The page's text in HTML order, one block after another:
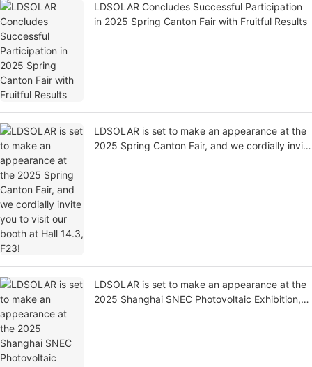
LDSOLAR Concludes Successful Participation
in 2025 Spring Canton Fair with Fruitful Results
LDSOLAR is set to make an appearance at the
2025 Spring Canton Fair, and we cordially invite
LDSOLAR is set to make an appearance at the
2025 Shanghai SNEC Photovoltaic Exhibition,